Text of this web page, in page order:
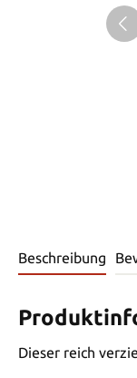
Beschreibung
Dieser reich